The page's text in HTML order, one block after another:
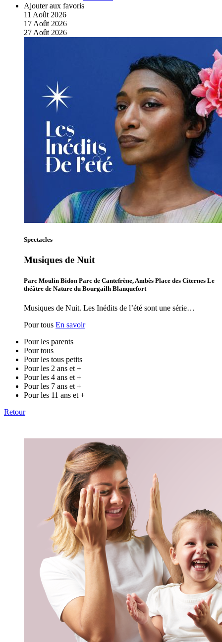
Ajouter aux favoris
11 Août 2026
17 Août 2026
27 Août 2026
Spectacles
Musiques de Nuit
Parc Moulin Bidon Parc de Cantefrène, Ambès Place des Citernes Le
théâtre de Nature du Bourgailh Blanquefort
Musiques de Nuit. Les Inédits de l’été sont une série…
Pour tous En savoir
Pour les parents
Pour tous
Pour les tous petits
Pour les 2 ans et +
Pour les 4 ans et +
Pour les 7 ans et +
Pour les 11 ans et +
Retour